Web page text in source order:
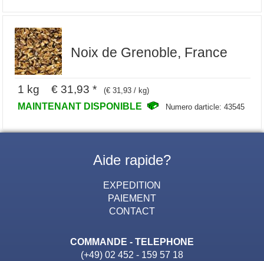
Noix de Grenoble, France
1 kg € 31,93 * (€ 31,93 / kg)
MAINTENANT DISPONIBLE Numero darticle: 43545
Aide rapide?
EXPEDITION
PAIEMENT
CONTACT
COMMANDE - TELEPHONE
(+49) 02 452 - 159 57 18